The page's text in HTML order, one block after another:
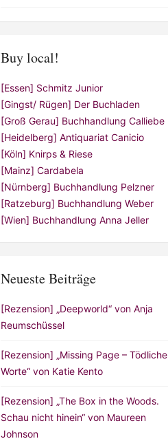
Buy local!
[Essen] Schmitz Junior
[Gingst/ Rügen] Der Buchladen
[Groß Gerau] Buchhandlung Calliebe
[Heidelberg] Antiquariat Canicio
[Köln] Knirps & Riese
[Mainz] Cardabela
[Nürnberg] Buchhandlung Pelzner
[Ratzeburg] Buchhandlung Weber
[Wien] Buchhandlung Anna Jeller
Neueste Beiträge
[Rezension] „Deepworld“ von Anja
Reumschüssel
[Rezension] „Missing Page – Tödliche
Worte“ von Katie Kento
[Rezension] „The Box in the Woods.
Schau nicht hinein“ von Maureen
Johnson